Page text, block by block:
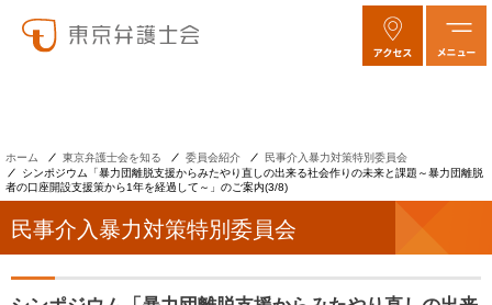
ホーム 東京弁護士会を知る 委員会紹介
民事介入暴力対策特別委員会
シンポジウム「暴力団離脱支援からみたやり直しの出来る社会作りの未来と課題～暴力団離脱
者の口座開設支援策から1年を経過して～」のご案内(3/8)
民事介入暴力対策特別委員会